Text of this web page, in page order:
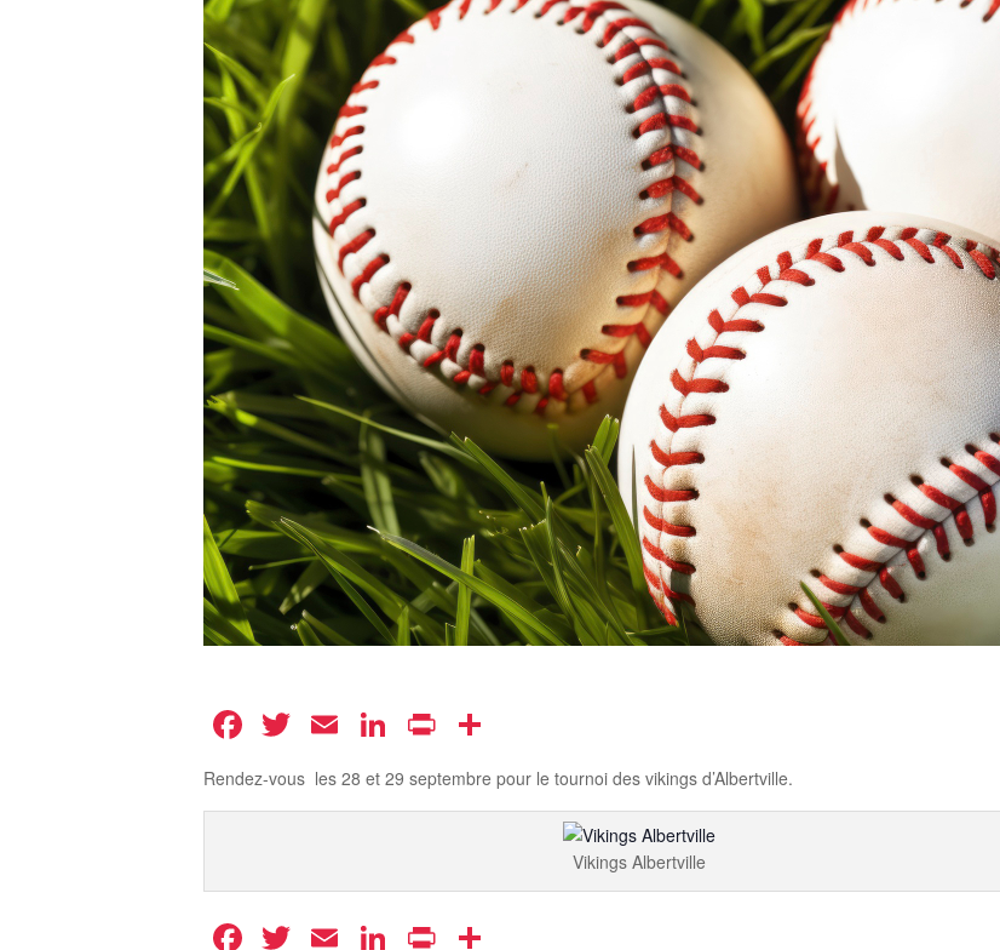
Facebook
Twitter
EmailLinkedIn
Print
Rendez-vous les 28 et 29 septembre pour le tournoi des vikings d’Albertville.
Vikings Albertville
Facebook
Twitter
EmailLinkedIn
Print